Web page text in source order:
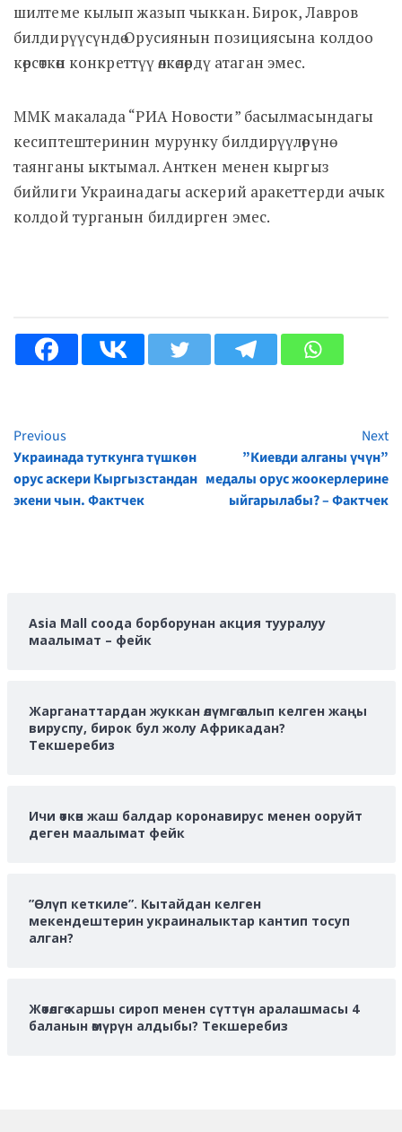
шилтеме кылып жазып чыккан. Бирок, Лавров
билдирүүсүндө Орусиянын позициясына колдоо
көрсөткөн конкреттүү өлкөлөрдү атаган эмес.
ММК макалада “РИА Новости” басылмасындагы
кесиптештеринин мурунку билдирүүлөрүнө
таянганы ыктымал. Анткен менен кыргыз
бийлиги Украинадагы аскерий аракеттерди ачык
колдой турганын билдирген эмес.
Continue
Reading
Previous
Украинада туткунга түшкөн
орус аскери Кыргызстандан
экени чын. Фактчек
Next
”Киевди алганы үчүн”
медалы орус жоокерлерине
ыйгарылабы? – Фактчек
Asia Mall соода борборунан акция тууралуу
маалымат – фейк
Жарганаттардан жуккан өлүмгө алып келген жаңы
вируспу, бирок бул жолу Африкадан?
Текшеребиз
Ичи өткөн жаш балдар коронавирус менен ооруйт
деген маалымат фейк
”Өлүп кеткиле”. Кытайдан келген
мекендештерин украиналыктар кантип тосуп
алган?
Жөтөлгө каршы сироп менен сүттүн аралашмасы 4
баланын өмүрүн алдыбы? Текшеребиз